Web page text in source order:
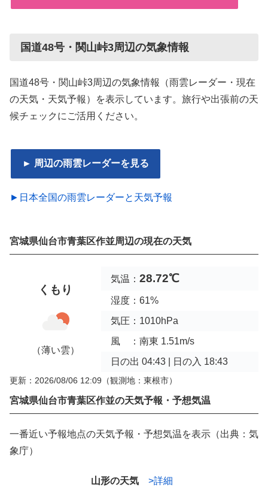
国道48号・関山峠3周辺の気象情報
国道48号・関山峠3周辺の気象情報（雨雲レーダー・現在
の天気・天気予報）を表示しています。旅行や出張前の天
候チェックにご活用ください。
► 周辺の雨雲レーダーを見る
►日本全国の雨雲レーダーと天気予報
宮城県仙台市青葉区作並周辺の現在の天気
くもり
（薄い雲）
気温： 28.72℃
湿度：61%
気圧：1010hPa
風 ：南東 1.51m/s
日の出 04:43 | 日の入 18:43
更新：2026/08/06 12:09 （観測地：東根市）
宮城県仙台市青葉区作並の天気予報・予想気温
一番近い予報地点の天気予報・予想気温を表示（出典：気
象庁）
山形の天気
>詳細